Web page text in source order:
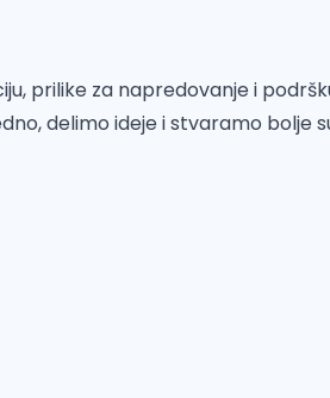
prilike za napredovanje i
delimo ideje i stvaramo bolje